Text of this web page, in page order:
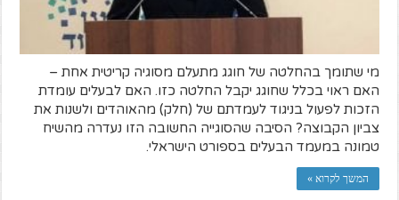
מי שתומך בהחלטה של חוגג מתעלם מסוגיה קריטית אחת –
האם ראוי בכלל שחוגג יקבל החלטה כזו. האם לבעלים עומדת
הזכות לפעול בניגוד לעמדתם של (חלק) מהאוהדים ולשנות את
צביון הקבוצה? הסיבה שהסוגייה החשובה הזו נעדרה מהשיח
טמונה במעמד הבעלים בספורט הישראלי.
המשך לקרוא »